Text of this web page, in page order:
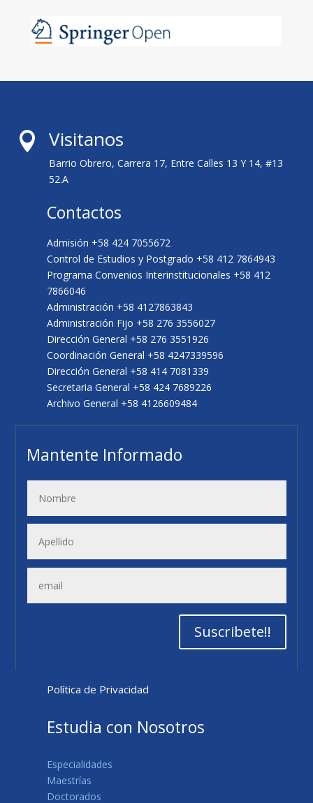
 Visitanos
Barrio Obrero, Carrera 17, Entre Calles 13 Y 14, #13
52.A
Contactos
Admisión +58 424 7055672
Control de Estudios y Postgrado +58 412 7864943
Programa Convenios Interinstitucionales +58 412
7866046
Administración +58 4127863843
Administración Fijo +58 276 3556027
Dirección General +58 276 3551926
Coordinación General +58 4247339596
Dirección General +58 414 7081339
Secretaria General +58 424 7689226
Archivo General +58 4126609484
Mantente Informado
Suscribete!!
Política de Privacidad
Estudia con Nosotros
Especialidades
Maestrías
Doctorados